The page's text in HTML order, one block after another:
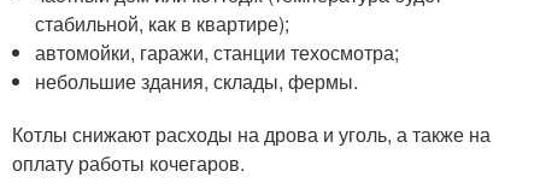
стабильной, как в квартире);
автомойки, гаражи, станции техосмотра;
небольшие здания, склады, фермы.
Котлы снижают расходы на дрова и уголь, а также на
оплату работы кочегаров.